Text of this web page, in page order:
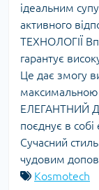
ідеальним
активного
ТЕХНОЛОГІЇ
гарантує
Це дає змогу
максимальною
ЕЛЕГАНТНИЙ
поєднує в собі
Сучасний
чудовим
Kosmotech